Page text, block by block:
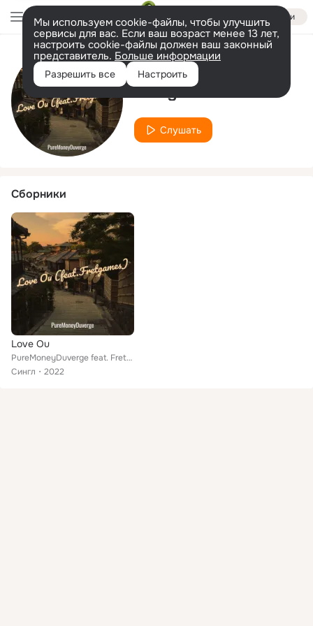
Войти
Мы используем cookie-файлы, чтобы улучшить
сервисы для вас. Если ваш возраст менее 13 лет,
настроить cookie-файлы должен ваш законный
представитель. Больше информации
Разрешить все Настроить
Исполнитель
Fretgames
Слушать
Сборники
Love Ou
PureMoneyDuverge feat. Fretgames
Сингл
2022